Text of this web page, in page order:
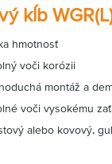
kĺb
hmotnosť
voči korózii
montáž a
voči vysokému
alebo kovový,